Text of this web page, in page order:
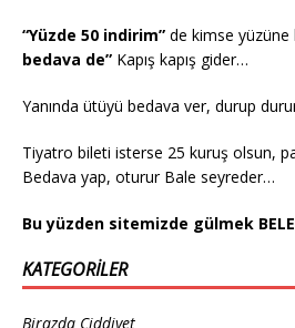
“Yüzde 50 indirim” de kimse yüzüne
bedava de” Kapış kapış gider…
Yanında ütüyü bedava ver, durup
Tiyatro bileti isterse 25 kuruş olsun,
Bedava yap, oturur Bale seyreder…
Bu yüzden sitemizde gülmek
KATEGORILER
Birazda Ciddiyet